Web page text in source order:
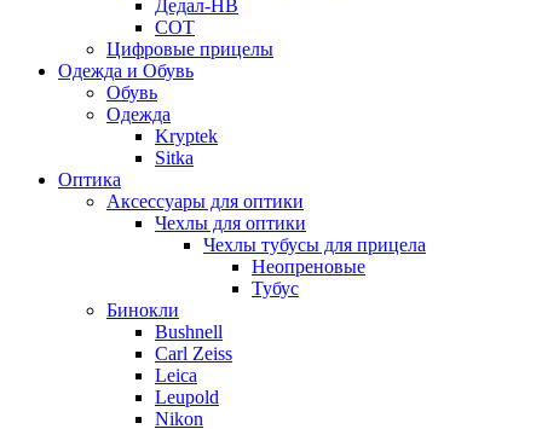
Дедал-НВ
СОТ
Цифровые прицелы
Одежда и Обувь
Обувь
Одежда
Kryptek
Sitka
Оптика
Аксессуары для оптики
Чехлы для оптики
Чехлы тубусы для прицела
Неопреновые
Тубус
Бинокли
Bushnell
Carl Zeiss
Leica
Leupold
Nikon